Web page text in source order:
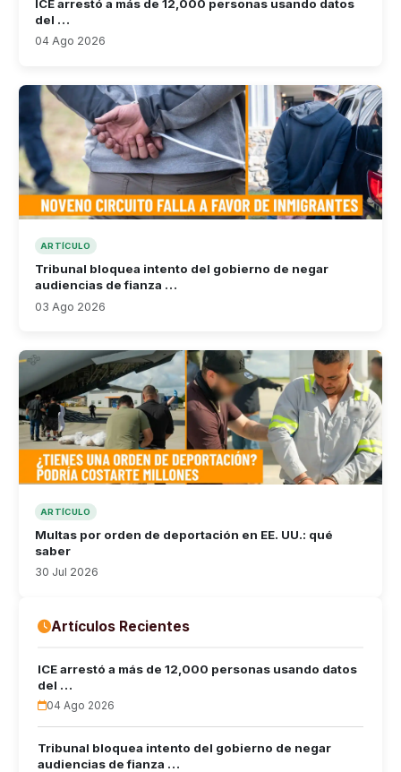
ICE arrestó a más de 12,000 personas usando datos
del …
04 Ago 2026
ARTÍCULO
Tribunal bloquea intento del gobierno de negar
audiencias de fianza …
03 Ago 2026
ARTÍCULO
Multas por orden de deportación en EE. UU.: qué
saber
30 Jul 2026
Artículos Recientes
ICE arrestó a más de 12,000 personas usando datos
del …
04 Ago 2026
Tribunal bloquea intento del gobierno de negar
audiencias de fianza …